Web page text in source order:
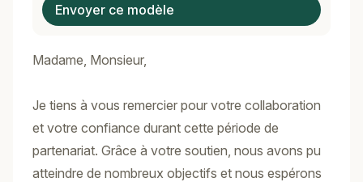
Envoyer ce modèle
Madame, Monsieur,
Je tiens à vous remercier pour votre collaboration
et votre confiance durant cette période de
partenariat. Grâce à votre soutien, nous avons pu
atteindre de nombreux objectifs et nous espérons